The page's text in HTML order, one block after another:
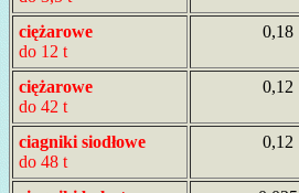
ciężarowe
do 12 t
0,18
ciężarowe
do 42 t
0,12
ciagniki siodłowe
do 48 t
0,12